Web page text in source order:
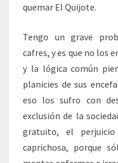
quemar El Quijote.
Tengo un grave
cafres, y es que no los
y la lógica común
planicies de sus
eso los sufro con
exclusión de la
gratuito, el
caprichosa, porque